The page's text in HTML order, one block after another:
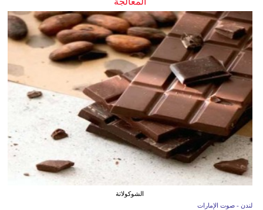
الشوكولاتة
لندن - صوت الإمارات